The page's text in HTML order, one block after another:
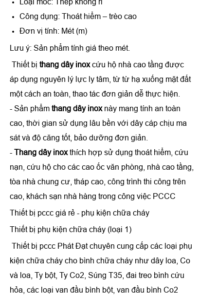
Loại móc: Thép không rỉ
Công dụng: Thoát hiểm – trèo cao
Đơn vị tính: Mét (m)
Lưu ý: Sản phẩm tính giá theo mét.
Thiết bị thang dây inox cứu hộ nhà cao tầng được
áp dụng nguyên lý lực ly tâm, từ từ hạ xuống mặt đất
một cách an toàn, thao tác đơn giản dễ thực hiện.
- Sản phẩm thang dây inox này mang tính an toàn
cao, thời gian sử dụng lâu bền với dây cáp chịu ma
sát và độ căng tốt, bảo dưỡng đơn giản.
- Thang dây inoxthích hợp sử dụng thoát hiểm, cứu
nạn, cứu hộ cho các cao ốc văn phòng, nhà cao tầng,
tòa nhà chung cư, tháp cao, công trình thi công trên
cao, khách sạn nhà hàng trong công việc PCCC
Thiết bị pccc giá rẻ - phụ kiện chữa cháy
Thiết bị phụ kiện chữa cháy (loại 1)
Thiết bị pccc Phát Đạt chuyên cung cấp các loại phụ
kiện chữa cháy cho bình chữa cháy như dây loa, Co
và loa, Ty bột, Ty Co2, Súng T35, đai treo bình cứu
hỏa, các loại van đầu bình bột, van đầu bình Co2